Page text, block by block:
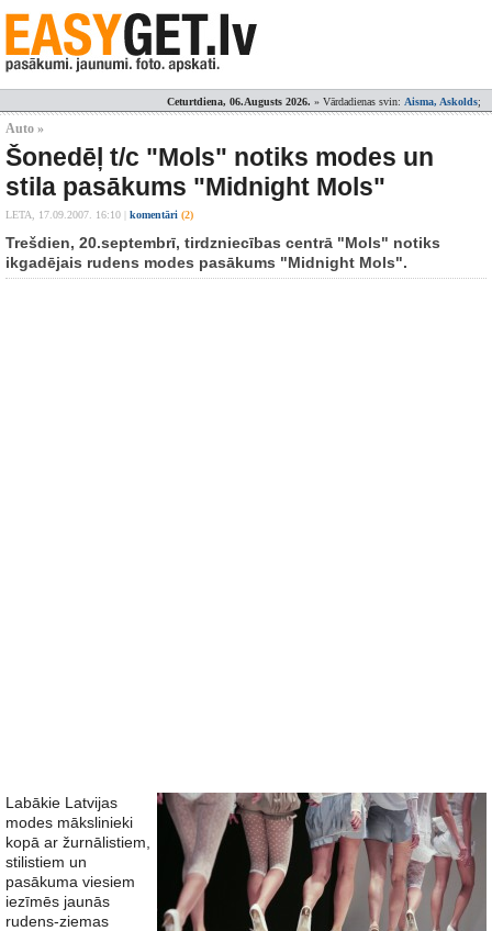
Ceturtdiena, 06.Augusts 2026. » Vārdadienas svin: Aisma, Askolds;
Auto »
Šonedēļ t/c "Mols" notiks modes un
stila pasākums "Midnight Mols"
LETA, 17.09.2007. 16:10 komentāri (2)
Trešdien, 20.septembrī, tirdzniecības centrā "Mols" notiks
ikgadējais rudens modes pasākums "Midnight Mols".
Labākie Latvijas
modes mākslinieki
kopā ar žurnālistiem,
stilistiem un
pasākuma viesiem
iezīmēs jaunās
rudens-ziemas